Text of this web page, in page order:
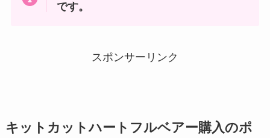
です。
スポンサーリンク
キットカットハートフルベアー購入のポ